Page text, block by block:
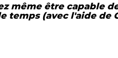
même être capable
temps (avec l'aide de